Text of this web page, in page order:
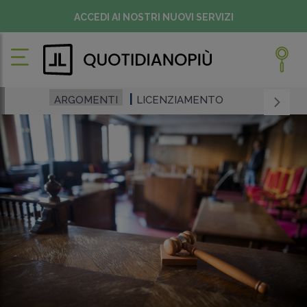
ACCEDI AI NOSTRI NUOVI SERVIZI
ARGOMENTI LICENZIAMENTO